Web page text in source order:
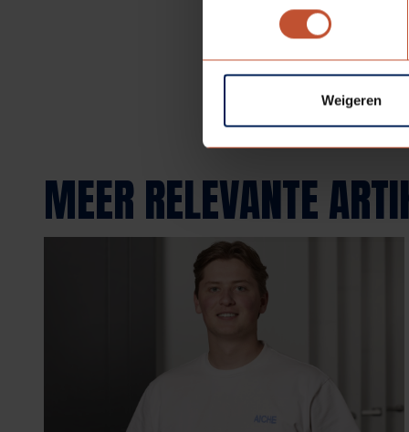
Weigeren
Terug naar overzicht
MEER RELEVANTE